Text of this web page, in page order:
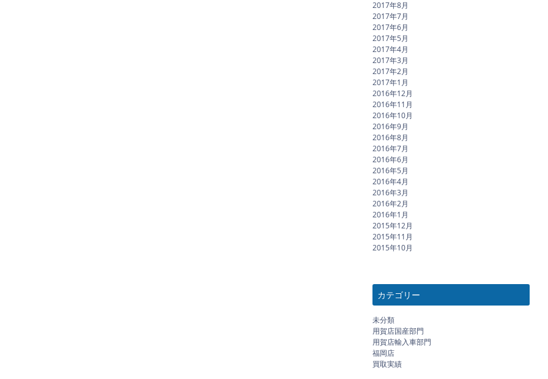
2017年8月
2017年7月
2017年6月
2017年5月
2017年4月
2017年3月
2017年2月
2017年1月
2016年12月
2016年11月
2016年10月
2016年9月
2016年8月
2016年7月
2016年6月
2016年5月
2016年4月
2016年3月
2016年2月
2016年1月
2015年12月
2015年11月
2015年10月
カテゴリー
未分類
用賀店国産部門
用賀店輸入車部門
福岡店
買取実績